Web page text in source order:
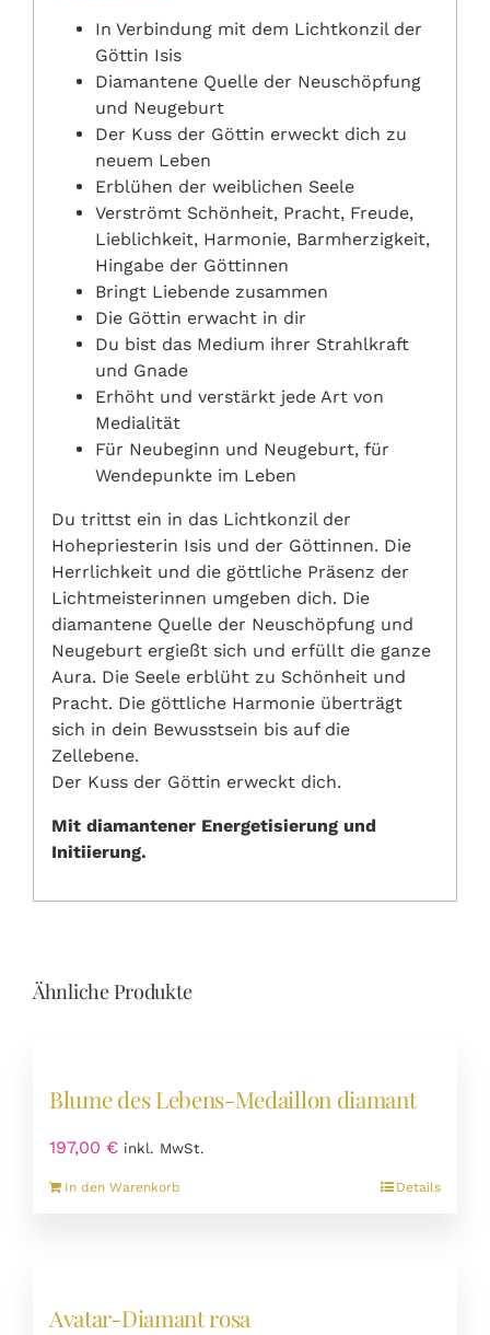
In Verbindung mit dem Lichtkonzil der
Göttin Isis
Diamantene Quelle der Neuschöpfung
und Neugeburt
Der Kuss der Göttin erweckt dich zu
neuem Leben
Erblühen der weiblichen Seele
Verströmt Schönheit, Pracht, Freude,
Lieblichkeit, Harmonie, Barmherzigkeit,
Hingabe der Göttinnen
Bringt Liebende zusammen
Die Göttin erwacht in dir
Du bist das Medium ihrer Strahlkraft
und Gnade
Erhöht und verstärkt jede Art von
Medialität
Für Neubeginn und Neugeburt, für
Wendepunkte im Leben
Du trittst ein in das Lichtkonzil der
Hohepriesterin Isis und der Göttinnen. Die
Herrlichkeit und die göttliche Präsenz der
Lichtmeisterinnen umgeben dich. Die
diamantene Quelle der Neuschöpfung und
Neugeburt ergießt sich und erfüllt die ganze
Aura. Die Seele erblüht zu Schönheit und
Pracht. Die göttliche Harmonie überträgt
sich in dein Bewusstsein bis auf die
Zellebene.
Der Kuss der Göttin erweckt dich.
Mit diamantener Energetisierung und
Initiierung.
Ähnliche Produkte
Blume des Lebens-Medaillon diamant
197,00 € inkl. MwSt.
In den Warenkorb Details
Avatar-Diamant rosa